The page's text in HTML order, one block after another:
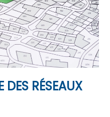
RÉSEAUX